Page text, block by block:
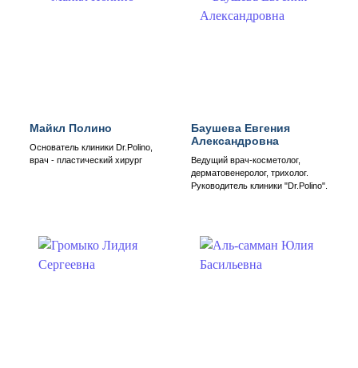
Майкл Полино
Основатель клиники Dr.Polino,
врач - пластический хирург
Баушева Евгения
Александровна
Ведущий врач-косметолог,
дерматовенеролог, трихолог.
Руководитель клиники "Dr.Polino".